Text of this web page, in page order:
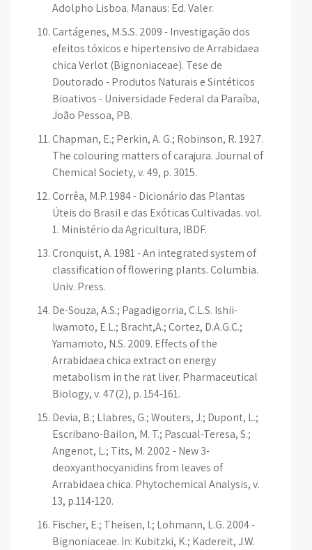
Adolpho Lisboa. Manaus: Ed. Valer.
Cartágenes, M.S.S. 2009 - Investigação dos
efeitos tóxicos e hipertensivo de Arrabidaea
chica Verlot (Bignoniaceae). Tese de
Doutorado - Produtos Naturais e Sintéticos
Bioativos - Universidade Federal da Paraíba,
João Pessoa, PB.
Chapman, E.; Perkin, A. G.; Robinson, R. 1927.
The colouring matters of carajura. Journal of
Chemical Society, v. 49, p. 3015.
Corrêa, M.P. 1984 - Dicionário das Plantas
Úteis do Brasil e das Exóticas Cultivadas. vol.
1. Ministério da Agricultura, IBDF.
Cronquist, A. 1981 - An integrated system of
classification of flowering plants. Columbia.
Univ. Press.
De-Souza, A.S.; Pagadigorria, C.L.S. Ishii-
Iwamoto, E.L.; Bracht,A.; Cortez, D.A.G.C.;
Yamamoto, N.S. 2009. Effects of the
Arrabidaea chica extract on energy
metabolism in the rat liver. Pharmaceutical
Biology, v. 47(2), p. 154-161.
Devia, B.; Llabres, G.; Wouters, J.; Dupont, L.;
Escribano-Bailon, M. T.; Pascual-Teresa, S.;
Angenot, L.; Tits, M. 2002 - New 3-
deoxyanthocyanidins from leaves of
Arrabidaea chica. Phytochemical Analysis, v.
13, p.114-120.
Fischer, E.; Theisen, I.; Lohmann, L.G. 2004 -
Bignoniaceae. In: Kubitzki, K.; Kadereit, J.W.